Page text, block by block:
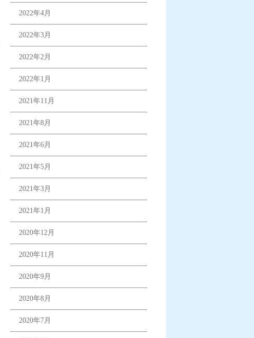
2022年4月
2022年3月
2022年2月
2022年1月
2021年11月
2021年8月
2021年6月
2021年5月
2021年3月
2021年1月
2020年12月
2020年11月
2020年9月
2020年8月
2020年7月